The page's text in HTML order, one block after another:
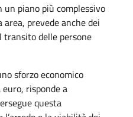
un piano più complessivo
prevede anche dei
transito delle persone
sforzo economico
risponde a
questa